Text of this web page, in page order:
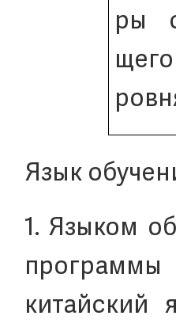
ры
Язык
1. Языком
китайский